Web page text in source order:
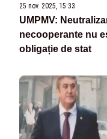
25 nov. 2025, 15:33
UMPMV:
necooperante nu
obligație de stat